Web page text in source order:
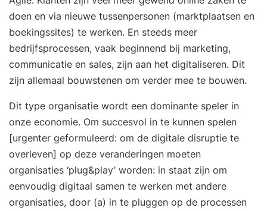
doen en via nieuwe tussenpersonen (marktplaatsen en
boekingssites) te werken. En steeds meer
bedrijfsprocessen, vaak beginnend bij marketing,
communicatie en sales, zijn aan het digitaliseren. Dit
zijn allemaal bouwstenen om verder mee te bouwen.
Dit type organisatie wordt een dominante speler in
onze economie. Om succesvol in te kunnen spelen
[urgenter geformuleerd: om de digitale disruptie te
overleven] op deze veranderingen moeten
organisaties ‘plug&play’ worden: in staat zijn om
eenvoudig digitaal samen te werken met andere
organisaties, door (a) in te pluggen op de processen